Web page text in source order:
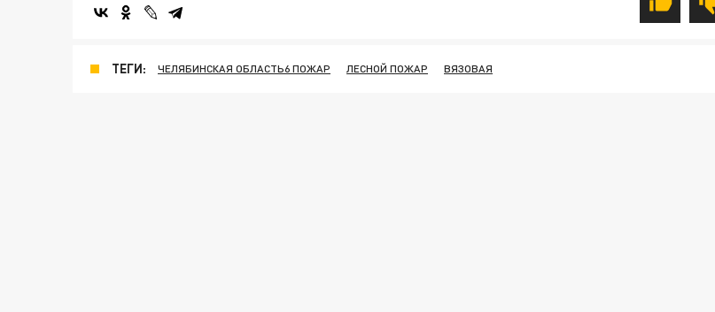
ТЕГИ: ЧЕЛЯБИНСКАЯ ОБЛАСТЬ6 ПОЖАР ЛЕСНОЙ ПОЖАР ВЯЗОВАЯ